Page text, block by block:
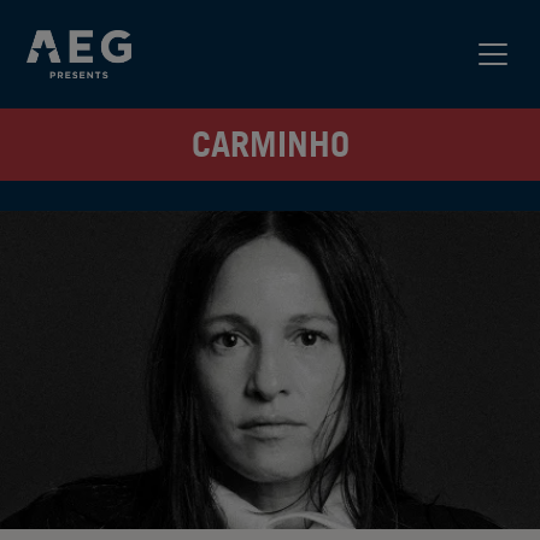
CARMINHO